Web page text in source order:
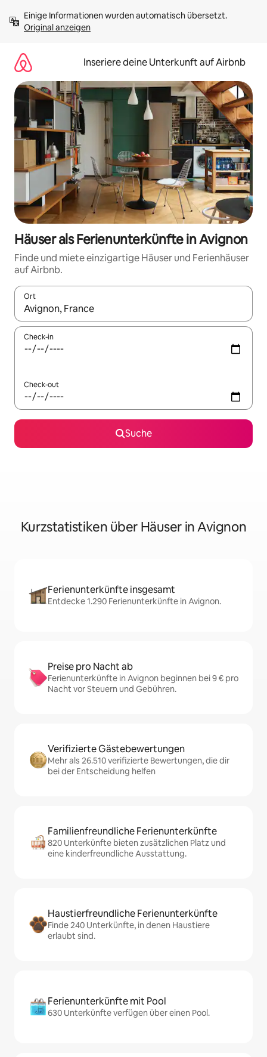
Inhalten
springenOriginal anzeigen
Inseriere deine Unterkunft auf Airbnb
Häuser als Ferienunterkünfte in Avignon
Finde und miete einzigartige Häuser und Ferienhäuser
auf Airbnb.
Ort
Wenn Ergebnisse verfügbar sind, navigiere mit den
Check-in
Check-out
Suche
Kurzstatistiken über Häuser in Avignon
Ferienunterkünfte insgesamt
Entdecke 1.290 Ferienunterkünfte in Avignon.
Preise pro Nacht ab
Ferienunterkünfte in Avignon beginnen bei 9 € pro
Nacht vor Steuern und Gebühren.
Verifizierte Gästebewertungen
Mehr als 26.510 verifizierte Bewertungen, die dir
bei der Entscheidung helfen
Familienfreundliche Ferienunterkünfte
820 Unterkünfte bieten zusätzlichen Platz und
eine kinderfreundliche Ausstattung.
Haustierfreundliche Ferienunterkünfte
Finde 240 Unterkünfte, in denen Haustiere
erlaubt sind.
Ferienunterkünfte mit Pool
630 Unterkünfte verfügen über einen Pool.